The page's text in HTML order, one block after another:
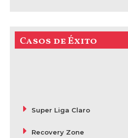
Casos de Éxito
Super Liga Claro
Recovery Zone